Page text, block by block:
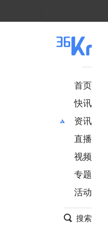
首页
快讯
资讯
推荐
财经
项目推荐
安徽
直播
视频
专题
活动
搜索